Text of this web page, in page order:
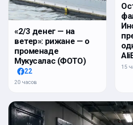
«2/3 денег — на
ветер»: рижане — о
променаде
Мукусалас (ФОТО)
22
20 часов
15